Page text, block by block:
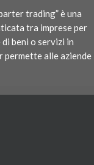
trading” è una
tra imprese per
beni o servizi in
permette alle aziende